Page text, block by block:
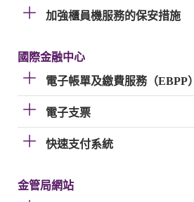
加強櫃員機服務的保安措施
國際金融中心
電子帳單及繳費服務（EBPP）
電子支票
快速支付系統
金管局網站